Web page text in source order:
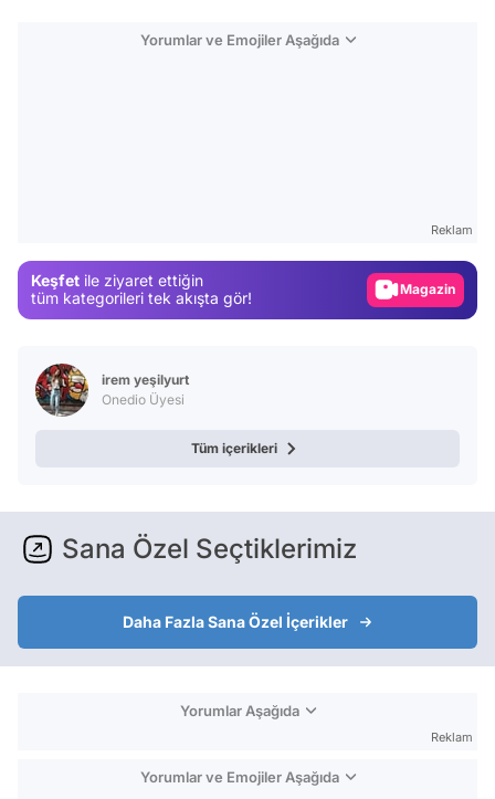
Yorumlar ve Emojiler Aşağıda
Reklam
Keşfet ile ziyaret ettiğin
tüm kategorileri tek akışta gör!
Gündem
Magazin
Video
irem yeşilyurt
Onedio Üyesi
Tüm içerikleri
Sana Özel Seçtiklerimiz
Daha Fazla Sana Özel İçerikler
Yorumlar Aşağıda
Reklam
Yorumlar ve Emojiler Aşağıda